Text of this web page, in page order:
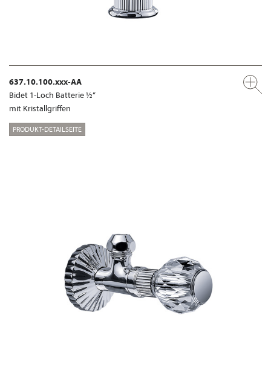
637.10.100.xxx-AA
Bidet 1-Loch Batterie ½“
mit Kristallgriffen
PRODUKT-DETAILSEITE